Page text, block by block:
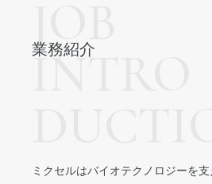
INTRO
業務紹介
ミクセルはバイオテクノロジーを支